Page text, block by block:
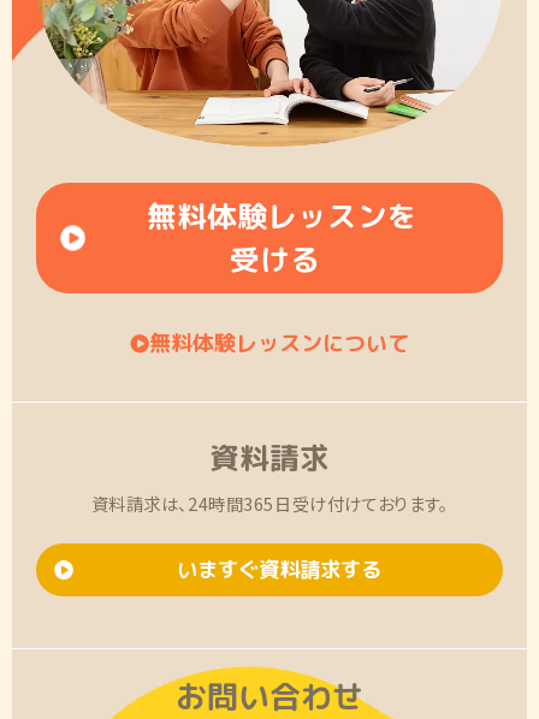
無料体験レッスンを
受ける
無料体験レッスンについて
資料請求
資料請求は、24時間365日受け付けております。
いますぐ資料請求する
お問い合わせ